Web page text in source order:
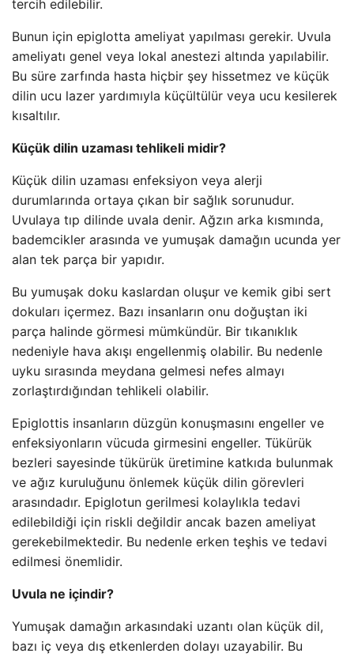
tercih edilebilir.
Bunun için epiglotta ameliyat yapılması gerekir. Uvula
ameliyatı genel veya lokal anestezi altında yapılabilir.
Bu süre zarfında hasta hiçbir şey hissetmez ve küçük
dilin ucu lazer yardımıyla küçültülür veya ucu kesilerek
kısaltılır.
Küçük dilin uzaması tehlikeli midir?
Küçük dilin uzaması enfeksiyon veya alerji
durumlarında ortaya çıkan bir sağlık sorunudur.
Uvulaya tıp dilinde uvala denir. Ağzın arka kısmında,
bademcikler arasında ve yumuşak damağın ucunda yer
alan tek parça bir yapıdır.
Bu yumuşak doku kaslardan oluşur ve kemik gibi sert
dokuları içermez. Bazı insanların onu doğuştan iki
parça halinde görmesi mümkündür. Bir tıkanıklık
nedeniyle hava akışı engellenmiş olabilir. Bu nedenle
uyku sırasında meydana gelmesi nefes almayı
zorlaştırdığından tehlikeli olabilir.
Epiglottis insanların düzgün konuşmasını engeller ve
enfeksiyonların vücuda girmesini engeller. Tükürük
bezleri sayesinde tükürük üretimine katkıda bulunmak
ve ağız kuruluğunu önlemek küçük dilin görevleri
arasındadır. Epiglotun gerilmesi kolaylıkla tedavi
edilebildiği için riskli değildir ancak bazen ameliyat
gerekebilmektedir. Bu nedenle erken teşhis ve tedavi
edilmesi önemlidir.
Uvula ne içindir?
Yumuşak damağın arkasındaki uzantı olan küçük dil,
bazı iç veya dış etkenlerden dolayı uzayabilir. Bu